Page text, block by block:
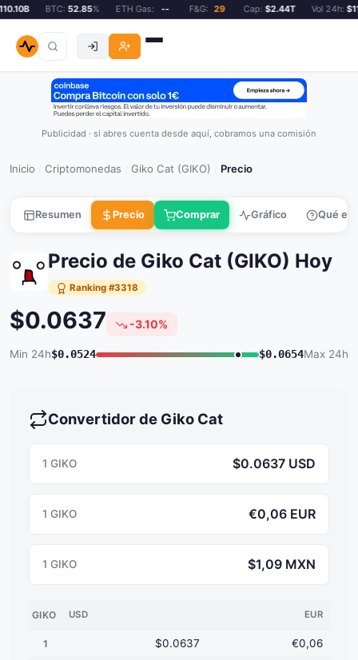
BTC:52.85% ETH Gas: -- F&G: 29 Cap:$2.44T Vol 24h:
Publicidad · si abres cuenta desde aquí, cobramos una comisión
Inicio Criptomonedas Giko Cat (GIKO) Precio
Resumen Precio Comprar Gráfico Qué es
Precio de Giko Cat (GIKO) Hoy
Ranking #3318
$0.0637 -3.10%
Min 24h$0.0524 $0.0654Max 24h
Convertidor de Giko Cat
1 GIKO $0.0637 USD
1 GIKO €0,06 EUR
1 GIKO $1,09 MXN
GIKO USD EUR
1 $0.0637 €0,06